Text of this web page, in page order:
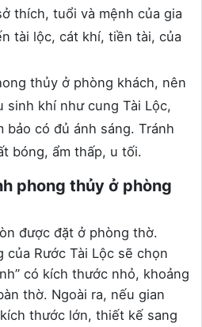
thích, tuổi và mệnh của gia
tài lộc, cát khí, tiền tài, của
thủy ở phòng khách, nên
sinh khí như cung Tài Lộc,
bảo có đủ ánh sáng. Tránh
bóng, ẩm thấp, u tối.
phong thủy ở phòng
được đặt ở phòng thờ.
Rước Tài Lộc sẽ chọn
có kích thước nhỏ, khoảng
thờ. Ngoài ra, nếu gian
thước lớn, thiết kế sang